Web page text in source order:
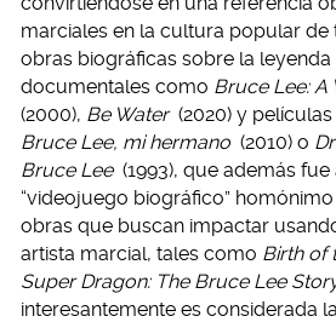
marciales en la cultura popular de
obras biográficas sobre la
documentales como Bruce Lee:
(2000), Be Water (2020) y
Bruce Lee, mi hermano (2010) o
Bruce Lee (1993), que además
“videojuego biográfico”
obras que buscan impactar
artista marcial, tales como Birth of
Super Dragon: The Bruce Lee
interesantemente es considerada